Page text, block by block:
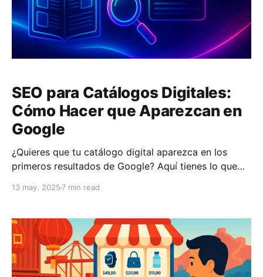
SEO para Catálogos Digitales:
Cómo Hacer que Aparezcan en
Google
¿Quieres que tu catálogo digital aparezca en los
primeros resultados de Google? Aquí tienes lo que
Asegúrate de que Google pueda rastrear e indexar tu
un sitemap bien configurado. * Contenido
optimizado: Usa palabras clave relevantes, títulos
13 may. 2025 7 min read